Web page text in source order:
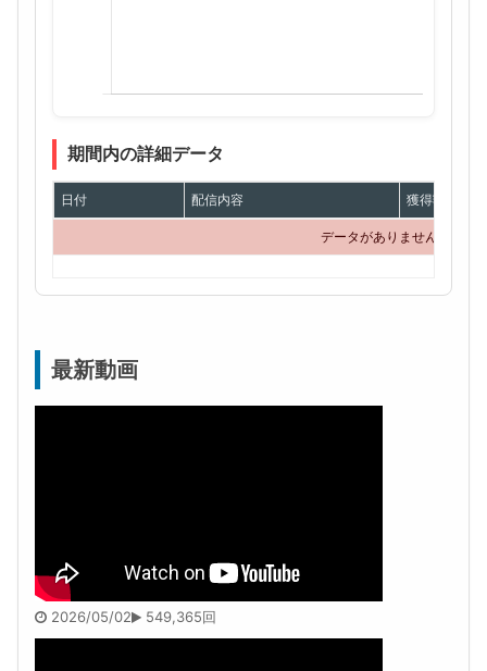
期間内の詳細データ
日付 配信内容 獲得額
データがありません
最新動画
2026/05/02 549,365回